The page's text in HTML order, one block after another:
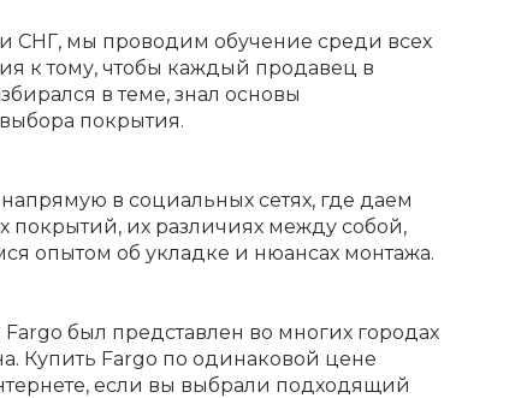
СНГ, мы проводим обучение среди всех
к тому, чтобы каждый продавец в
в теме, знал основы
покрытия.
в социальных сетях, где даем
покрытий, их различиях между собой,
опытом об укладке и нюансах монтажа.
был представлен во многих городах
Купить Fargo по одинаковой цене
если вы выбрали подходящий